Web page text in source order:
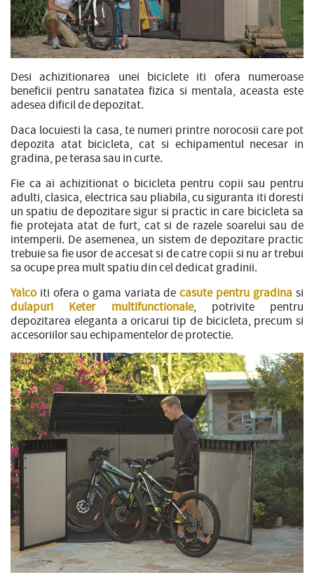
Desi achizitionarea unei biciclete iti ofera numeroase
beneficii pentru sanatatea fizica si mentala, aceasta este
adesea dificil de depozitat.
Daca locuiesti la casa, te numeri printre norocosii care pot
depozita atat bicicleta, cat si echipamentul necesar in
gradina, pe terasa sau in curte.
Fie ca ai achizitionat o bicicleta pentru copii sau pentru
adulti, clasica, electrica sau pliabila, cu siguranta iti doresti
un spatiu de depozitare sigur si practic in care bicicleta sa
fie protejata atat de furt, cat si de razele soarelui sau de
intemperii. De asemenea, un sistem de depozitare practic
trebuie sa fie usor de accesat si de catre copii si nu ar trebui
sa ocupe prea mult spatiu din cel dedicat gradinii.
Yalco iti ofera o gama variata decasute pentru gradina si
dulapuri Keter multifunctionale, potrivite pentru
depozitarea eleganta a oricarui tip de bicicleta, precum si
accesoriilor sau echipamentelor de protectie.